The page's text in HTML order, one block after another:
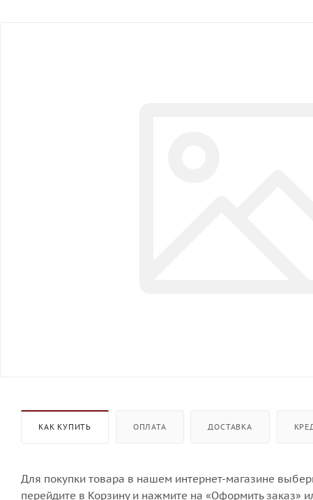
КАК КУПИТЬ ОПЛАТА ДОСТАВКА
Для покупки товара в нашем интернет-магазине
перейдите в Корзину и нажмите на «Оформить заказ»